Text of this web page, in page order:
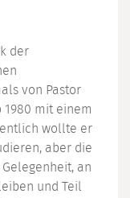
der
von Pastor
1980 mit einem
wollte er
aber die
an
und Teil